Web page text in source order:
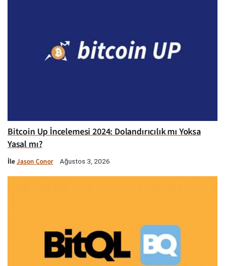
Bitcoin Up İncelemesi 2024: Dolandırıcılık mı Yoksa
Yasal mı?
İleJason Conor Ağustos 3, 2026